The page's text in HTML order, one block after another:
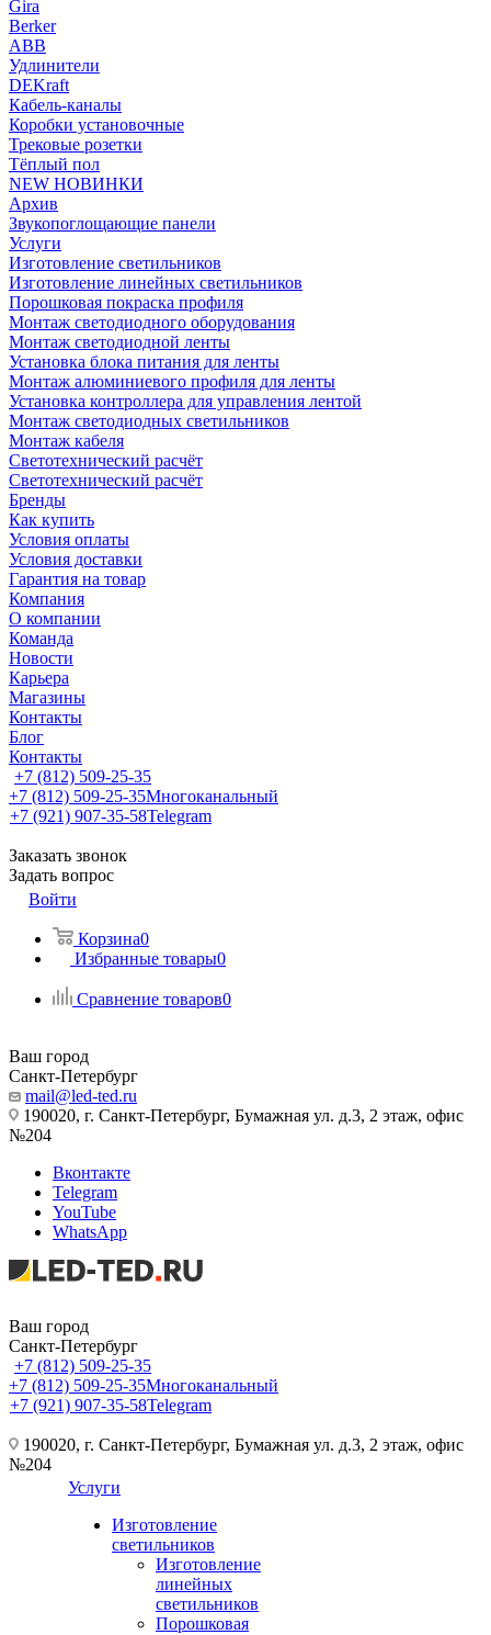
Gira
Berker
ABB
Удлинители
DEKraft
Кабель-каналы
Коробки установочные
Трековые розетки
Тёплый пол
NEW НОВИНКИ
Архив
Звукопоглощающие панели
Услуги
Изготовление светильников
Изготовление линейных светильников
Порошковая покраска профиля
Монтаж светодиодного оборудования
Монтаж светодиодной ленты
Установка блока питания для ленты
Монтаж алюминиевого профиля для ленты
Установка контроллера для управления лентой
Монтаж светодиодных светильников
Монтаж кабеля
Светотехнический расчёт
Светотехнический расчёт
Бренды
Как купить
Условия оплаты
Условия доставки
Гарантия на товар
Компания
О компании
Команда
Новости
Карьера
Магазины
Контакты
Блог
Контакты
+7 (812) 509-25-35
+7 (812) 509-25-35Многоканальный
+7 (921) 907-35-58Telegram
Заказать звонок
Задать вопрос
Войти
Корзина0
Избранные товары0
Сравнение товаров0
Ваш город
Санкт-Петербург
mail@led-ted.ru
190020, г. Санкт-Петербург, Бумажная ул. д.3, 2 этаж, офис
№204
Вконтакте
Telegram
YouTube
WhatsApp
Ваш город
Санкт-Петербург
+7 (812) 509-25-35
+7 (812) 509-25-35Многоканальный
+7 (921) 907-35-58Telegram
190020, г. Санкт-Петербург, Бумажная ул. д.3, 2 этаж, офис
№204
Услуги
Изготовление
светильников
Изготовление
линейных
светильников
Порошковая